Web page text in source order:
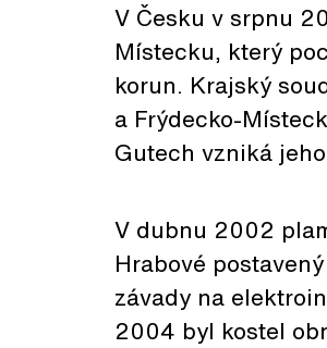
V Česku v srpnu
Místecku, který
korun. Krajský
a Frýdecko-
Gutech vzniká
V dubnu 2002
Hrabové
závady na
2004 byl kostel